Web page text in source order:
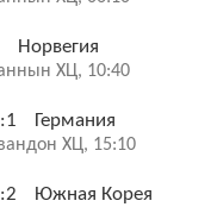
Норвегия
ХЦ, 10:40
Германия
ХЦ, 15:10
:2 Южная Корея